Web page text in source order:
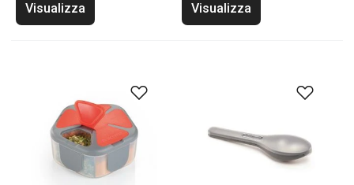
Visualizza Visualizza